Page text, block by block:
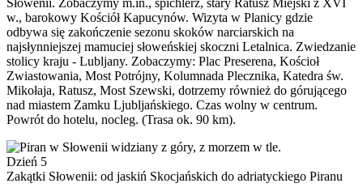
Słowenii. Zobaczymy m.in., spichlerz, stary Ratusz Miejski z XVI
w., barokowy Kościół Kapucynów. Wizyta w Planicy gdzie
odbywa się zakończenie sezonu skoków narciarskich na
najsłynniejszej mamuciej słoweńskiej skoczni Letalnica. Zwiedzanie
stolicy kraju - Lubljany. Zobaczymy: Plac Preserena, Kościoł
Zwiastowania, Most Potrójny, Kolumnada Plecznika, Katedra św.
Mikołaja, Ratusz, Most Szewski, dotrzemy również do górującego
nad miastem Zamku Ljubljańskiego. Czas wolny w centrum.
Powrót do hotelu, nocleg. (Trasa ok. 90 km).
Dzień 5
Zakątki Słowenii: od jaskiń Skocjańskich do adriatyckiego Piranu